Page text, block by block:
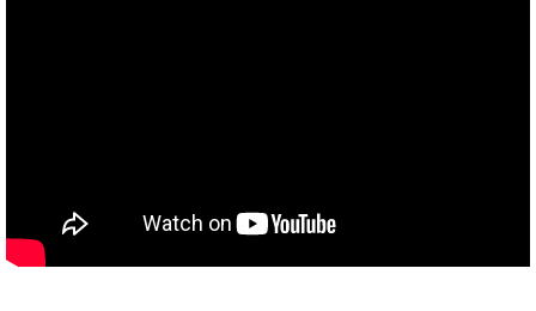
scène. Il a participé en avril dernier à son premier festival, le
festival Youhumourà Nantes et s’est produit en Suisse et en
Belgique au